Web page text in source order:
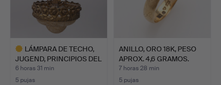
LÁMPARA DE TECHO,
JUGEND, PRINCIPIOS DEL
S…
6 horas 31 min
5 pujas
ANILLO, ORO 18K, PESO
APROX. 4,6 GRAMOS.
7 horas 28 min
5 pujas